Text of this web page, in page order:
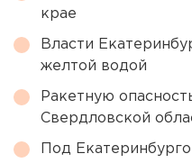
крае
Власти
желтой водой
Ракетную
Свердловской
Под